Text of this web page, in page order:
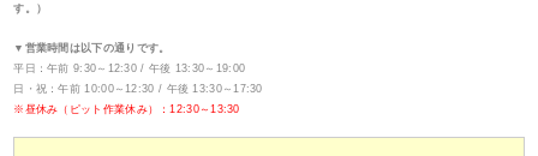
す。）
▼営業時間は以下の通りです。
平日：午前 9:30～12:30 / 午後 13:30～19:00
日・祝：午前 10:00～12:30 / 午後 13:30～17:30
※昼休み（ピット作業休み）：12:30～13:30